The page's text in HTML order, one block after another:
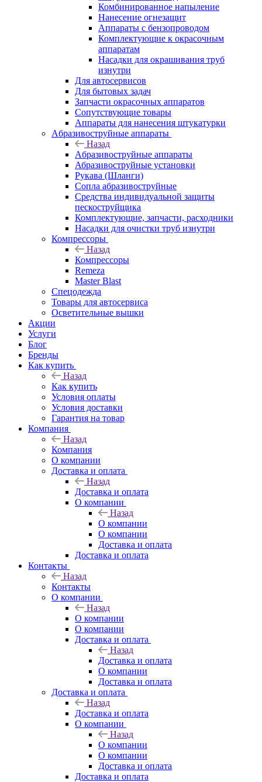
Комбинированное напыление
Нанесение огнезащит
Аппараты с бензопроводом
Комплектующие к окрасочным
аппаратам
Насадки для окрашивания труб
изнутри
Для автосервисов
Для бытовых задач
Запчасти окрасочных аппаратов
Сопутствующие товары
Аппараты для нанесения штукатурки
Aбразивоструйные аппараты
Назад
Aбразивоструйные аппараты
Абразивоструйные установки
Рукава (Шланги)
Сопла абразивоструйные
Средства индивидуальной защиты
пескоструйщика
Комплектующие, запчасти, расходники
Насадки для очистки труб изнутри
Компрессоры
Назад
Компрессоры
Remeza
Master Blast
Спецодежда
Товары для автосервиса
Осветительные вышки
Акции
Услуги
Блог
Бренды
Как купить
Назад
Как купить
Условия оплаты
Условия доставки
Гарантия на товар
Компания
Назад
Компания
О компании
Доставка и оплата
Назад
Доставка и оплата
О компании
Назад
О компании
О компании
Доставка и оплата
Доставка и оплата
Контакты
Назад
Контакты
О компании
Назад
О компании
О компании
Доставка и оплата
Назад
Доставка и оплата
О компании
Доставка и оплата
Доставка и оплата
Назад
Доставка и оплата
О компании
Назад
О компании
О компании
Доставка и оплата
Доставка и оплата